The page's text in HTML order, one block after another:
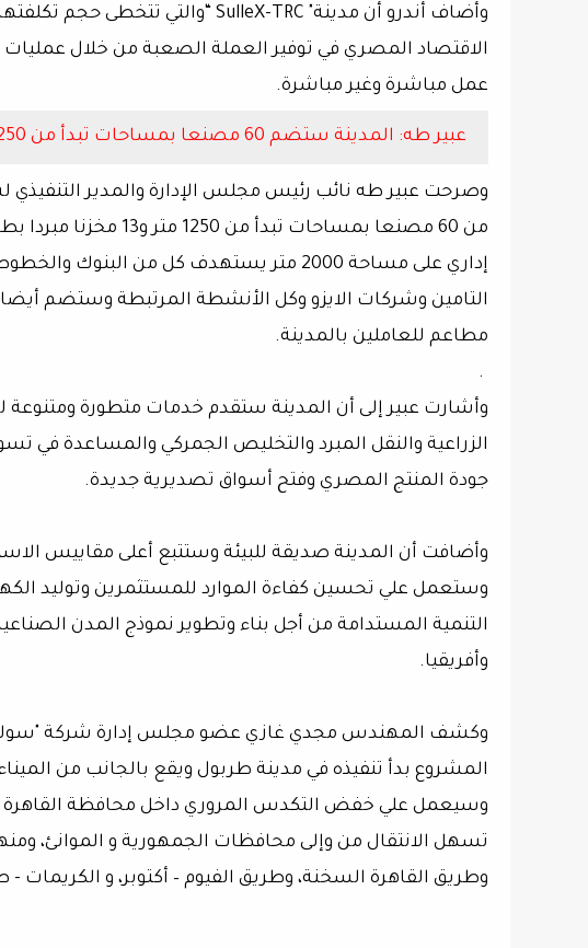
عمل مباشرة وغير مباشرة.
عبير طه: المدينة ستضم 60 مصنعا بمساحات تبدأ من 1250 متر و13 مخزنا مبردا
من 60 مصنعا بمساحات
إداري على مساحة 2000 متر يستهدف كل من
التامين وشركات الايزو وكل الأنشطة المرتبطة وستضم
مطاعم للعاملين بالمدينة.
.
وأشارت عبير إلى أن المدينة ستقدم خدمات متطورة ومتنوعة
الزراعية والنقل المبرد والتخليص الجمركي والمساعدة في
جودة المنتج المصري وفتح أسواق تصديرية جديدة.
وأضافت أن المدينة صديقة للبيئة وستتبع أعلى مقاييس
وستعمل علي تحسين كفاءة الموارد للمستثمرين وتوليد
التنمية المستدامة من أجل بناء وتطوير نموذج المدن
وأفريقيا.
وكشف المهندس مجدي غازي عضو مجلس إدارة شركة
المشروع بدأ تنفيذه في مدينة طربول ويقع بالجانب من
وسيعمل علي خفض التكدس المروري داخل محافظة القاهرة
تسهل الانتقال من وإلى محافظات الجمهورية و الموانئ،
وطريق القاهرة السخنة، وطريق الفيوم – أكتوبر، و الكريمات -